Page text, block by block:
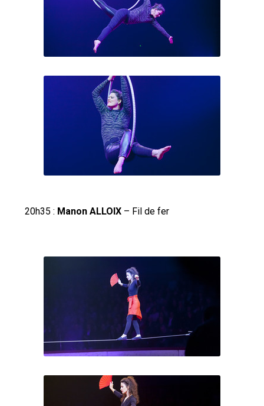
20h35 : Manon ALLOIX – Fil de fer